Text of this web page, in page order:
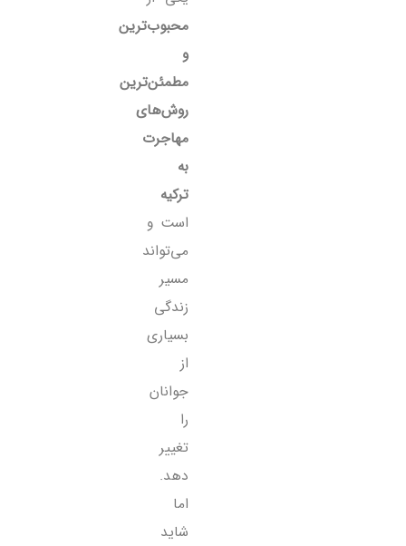
محبوب‌ترین
و
مطمئن‌ترین
روش‌های
مهاجرت
به
ترکیه
است و
می‌تواند
مسیر
زندگی
بسیاری
از
جوانان
را
تغییر
دهد.
اما
شاید